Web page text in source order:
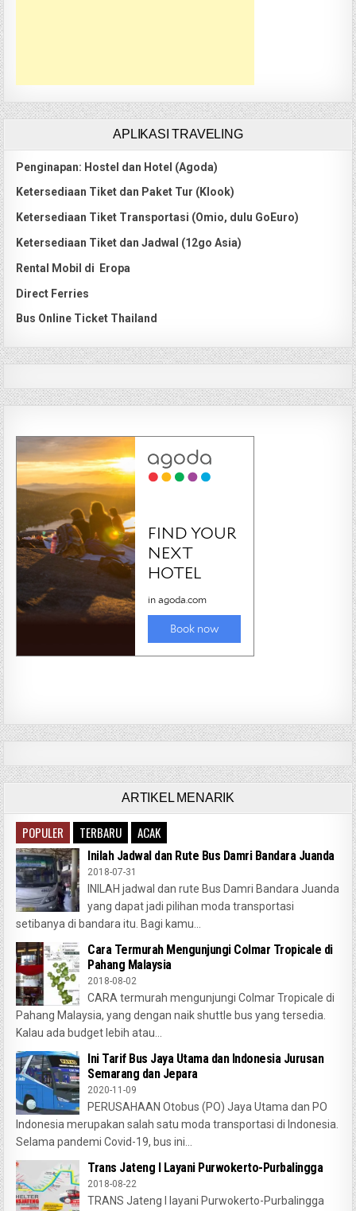
APLIKASI TRAVELING
Penginapan: Hostel dan Hotel (Agoda)
Ketersediaan Tiket dan Paket Tur (Klook)
Ketersediaan Tiket Transportasi (Omio, dulu GoEuro)
Ketersediaan Tiket dan Jadwal (12go Asia)
Rental Mobil di Eropa
Direct Ferries
Bus Online Ticket Thailand
ARTIKEL MENARIK
POPULER TERBARU ACAK
Inilah Jadwal dan Rute Bus Damri Bandara Juanda
2018-07-31
INILAH jadwal dan rute Bus Damri Bandara Juanda
yang dapat jadi pilihan moda transportasi
setibanya di bandara itu. Bagi kamu...
Cara Termurah Mengunjungi Colmar Tropicale di
Pahang Malaysia
2018-08-02
CARA termurah mengunjungi Colmar Tropicale di
Pahang Malaysia, yang dengan naik shuttle bus yang tersedia.
Kalau ada budget lebih atau...
Ini Tarif Bus Jaya Utama dan Indonesia Jurusan
Semarang dan Jepara
2020-11-09
PERUSAHAAN Otobus (PO) Jaya Utama dan PO
Indonesia merupakan salah satu moda transportasi di Indonesia.
Selama pandemi Covid-19, bus ini...
Trans Jateng I Layani Purwokerto-Purbalingga
2018-08-22
TRANS Jateng I layani Purwokerto-Purbalingga